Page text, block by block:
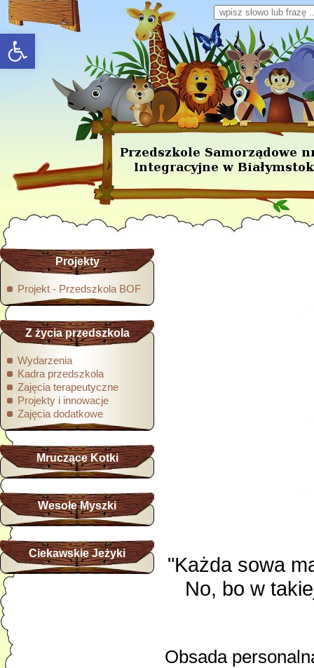
rozwiń/zwiń panel
Wpisz słowo lub frazę
Projekty
Projekt - Przedszkola BOF
Z życia przedszkola
Wydarzenia
Kadra przedszkola
Zajęcia terapeutyczne
Projekty i innowacje
Zajęcia dodatkowe
Mruczące Kotki
Wesołe Myszki
Ciekawskie Jeżyki
"Każda sowa
No, bo w
Obsada